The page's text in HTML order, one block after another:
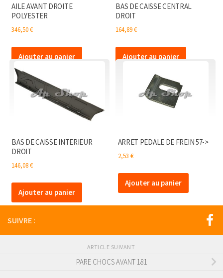
AILE AVANT DROITE
POLYESTER
346,50€
Ajouter au panier
BAS DE CAISSE CENTRAL
DROIT
164,89€
Ajouter au panier
BAS DE CAISSE INTERIEUR
DROIT
146,08€
Ajouter au panier
ARRET PEDALE DE FREIN 57->
2,53 €
Ajouter au panier
SUIVRE :
ARTICLE SUIVANT
PARE CHOCS AVANT 181